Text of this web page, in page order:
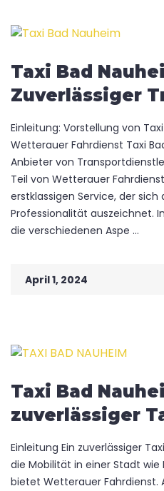
Taxi Bad
Zuverlässiger
Einleitung: Vorstellung von
Wetterauer Fahrdienst Taxi
Anbieter von
Teil von Wetterauer
erstklassigen Service, der
Professionalität auszeichnet.
die verschiedenen Aspe ...
April 1, 2024
Taxi Bad
zuverlässiger
Einleitung Ein zuverlässiger
die Mobilität in einer Stadt wie
bietet Wetterauer Fahrdienst.